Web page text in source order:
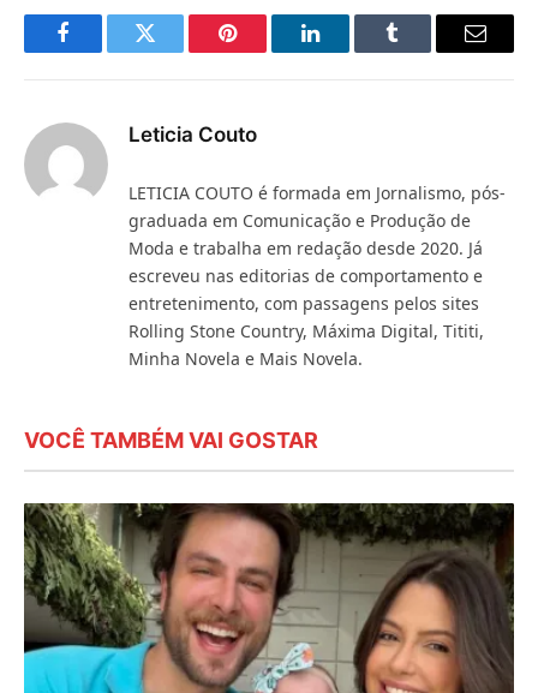
FacebookTwitter Pinterest LinkedInTumblr
E-
Leticia Couto
LETICIA COUTO é formada em Jornalismo, pós-
graduada em Comunicação e Produção de
Moda e trabalha em redação desde 2020. Já
escreveu nas editorias de comportamento e
entretenimento, com passagens pelos sites
Rolling Stone Country, Máxima Digital, Tititi,
Minha Novela e Mais Novela.
VOCÊ TAMBÉM VAI GOSTAR